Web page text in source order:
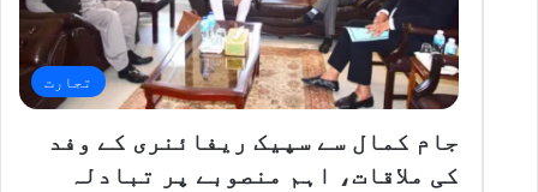
تجارت
جام کمال سے سپیک ریفائنری کے وفد
کی ملاقات، اہم منصوبے پر تبادلہ